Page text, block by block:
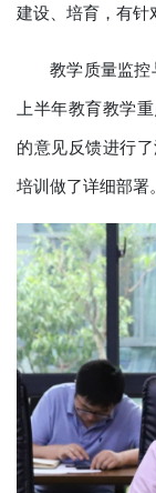
建设、培育，有针
教学质量监
上半年教育教学
的意见反馈进行
培训做了详细部署。